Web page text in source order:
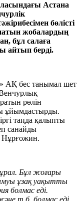
Астана
бөлісті
жобалардың
бұл салаға
айтып берді.
АҚ бес танымал шет
рөлін
ұйымдастырды.
таңда қалыпты
санайды
Нұрғожин.
Бұл жоғары
ұзақ уақытты
болмас еді.